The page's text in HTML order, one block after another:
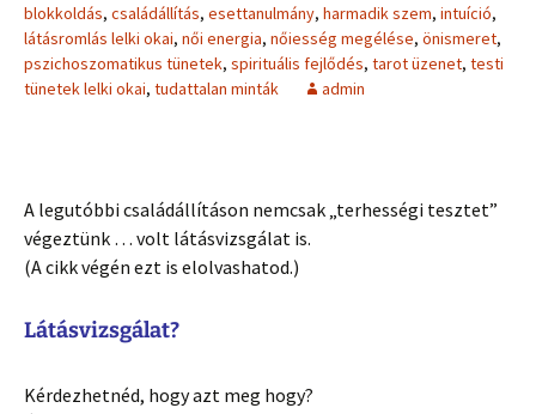
blokkoldás, családállítás, esettanulmány, harmadik szem, intuíció,
látásromlás lelki okai, női energia, nőiesség megélése, önismeret,
pszichoszomatikus tünetek, spirituális fejlődés, tarot üzenet, testi
tünetek lelki okai, tudattalan minták admin
A legutóbbi családállításon nemcsak „terhességi tesztet”
végeztünk … volt látásvizsgálat is.
(A cikk végén ezt is elolvashatod.)
Látásvizsgálat?
Kérdezhetnéd, hogy azt meg hogy?